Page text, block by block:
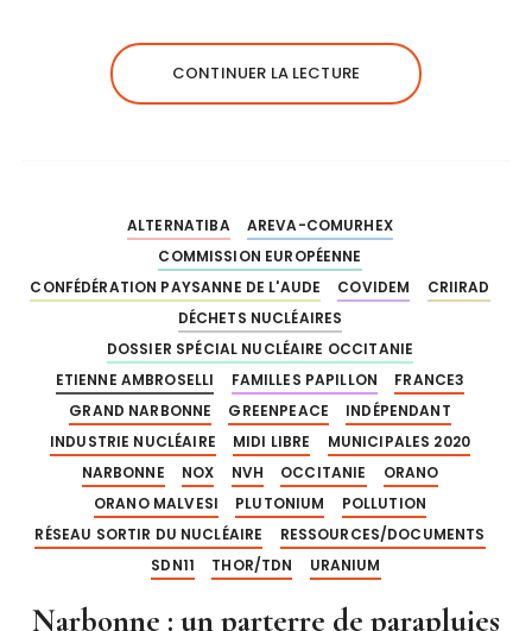
CONTINUER LA LECTURE
ALTERNATIBA
AREVA-COMURHEX
COMMISSION EUROPÉENNE
CONFÉDÉRATION PAYSANNE DE L'AUDE
COVIDEM
CRIIRAD
DÉCHETS NUCLÉAIRES
DOSSIER SPÉCIAL NUCLÉAIRE OCCITANIE
ETIENNE AMBROSELLI
FAMILLES PAPILLON
FRANCE3
GRAND NARBONNE
GREENPEACE
INDÉPENDANT
INDUSTRIE NUCLÉAIRE
MIDI LIBRE
MUNICIPALES 2020
NARBONNE
NOX NVH OCCITANIE
ORANO
ORANO MALVESI
PLUTONIUM
POLLUTION
RÉSEAU SORTIR DU NUCLÉAIRE
RESSOURCES/DOCUMENTS
SDN11
THOR/TDN URANIUM
Narbonne : un parterre de parapluies